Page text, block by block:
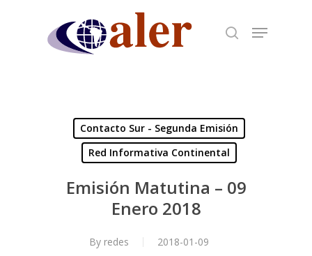
Contacto Sur - Segunda Emisión
Red Informativa Continental
Emisión Matutina – 09
Enero 2018
By redes 2018-01-09